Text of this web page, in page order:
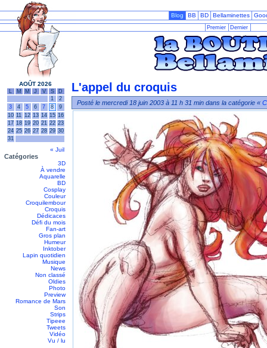
Blog BB BD Bellaminettes
Premier Dernier
AOÛT 2026
L M M J V S
D
1
2
3
4 5 6 7 8
9
10 11 12 13 14 15 16
17 18 19 20 21 22 23
24 25 26 27 28 29 30
31
« Juil
Catégories
3D
À vendre
Aquarelle
BD
Cosplay
Couleur
Croquilembour
Croquis
Dédicaces
Défi du mois
Fan-art
Gros plan
Humeur
Inktober
Lapin quotidien
Musique
News
Non classé
Oldies
Photo
Preview
Romance de Mars
Son
Strips
Tipeee
Tweets
Vidéo
Vu / lu
L'appel du croquis
Posté le mercredi 18 juin 2003 à 11 h 31 min dans la catégorie «